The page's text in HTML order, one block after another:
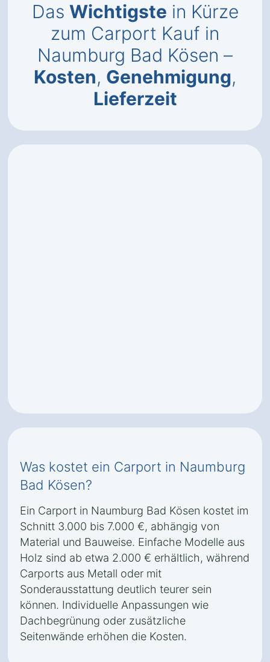
Das Wichtigste in Kürze
zum Carport Kauf in
Naumburg Bad Kösen –
Kosten, Genehmigung,
Lieferzeit
Was kostet ein Carport in Naumburg
Bad Kösen?
Ein Carport in Naumburg Bad Kösen kostet im
Schnitt 3.000 bis 7.000 €, abhängig von
Material und Bauweise. Einfache Modelle aus
Holz sind ab etwa 2.000 € erhältlich, während
Carports aus Metall oder mit
Sonderausstattung deutlich teurer sein
können. Individuelle Anpassungen wie
Dachbegrünung oder zusätzliche
Seitenwände erhöhen die Kosten.